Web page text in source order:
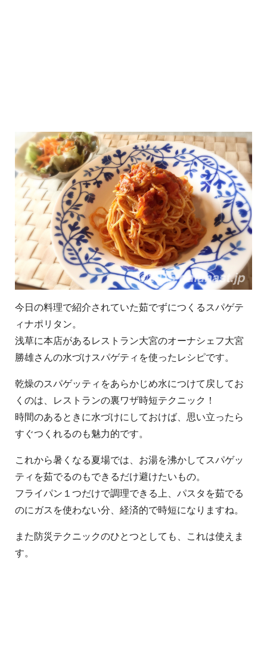
今日の料理で紹介されていた茹でずにつくるスパゲテ
ィナポリタン。
浅草に本店があるレストラン大宮のオーナシェフ大宮
勝雄さんの水づけスパゲティを使ったレシピです。
乾燥のスパゲッティをあらかじめ水につけて戻してお
くのは、レストランの裏ワザ時短テクニック！
時間のあるときに水づけにしておけば、思い立ったら
すぐつくれるのも魅力的です。
これから暑くなる夏場では、お湯を沸かしてスパゲッ
ティを茹でるのもできるだけ避けたいもの。
フライパン１つだけで調理できる上、パスタを茹でる
のにガスを使わない分、経済的で時短になりますね。
また防災テクニックのひとつとしても、これは使えま
す。